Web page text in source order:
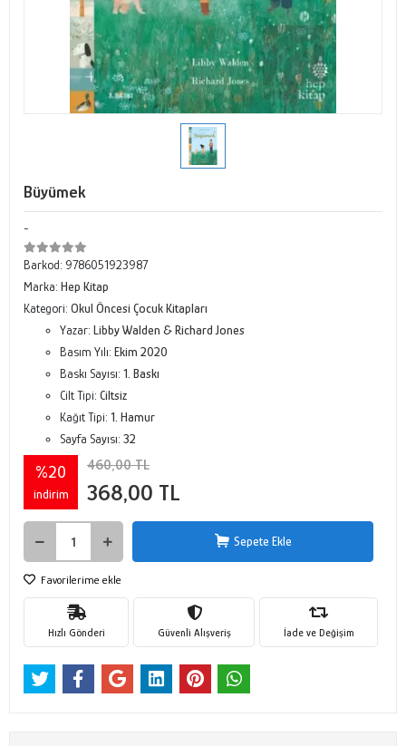
Büyümek
-
Barkod: 9786051923987
Marka: Hep Kitap
Kategori: Okul Öncesi Çocuk Kitapları
Yazar: Libby Walden & Richard Jones
Basım Yılı: Ekim 2020
Baskı Sayısı: 1. Baskı
Cilt Tipi: Ciltsiz
Kağıt Tipi: 1. Hamur
Sayfa Sayısı: 32
%20
indirim
460,00 TL
368,00 TL
Sepete Ekle
Favorilerime ekle
Hızlı Gönderi Güvenli Alışveriş İade ve Değişim